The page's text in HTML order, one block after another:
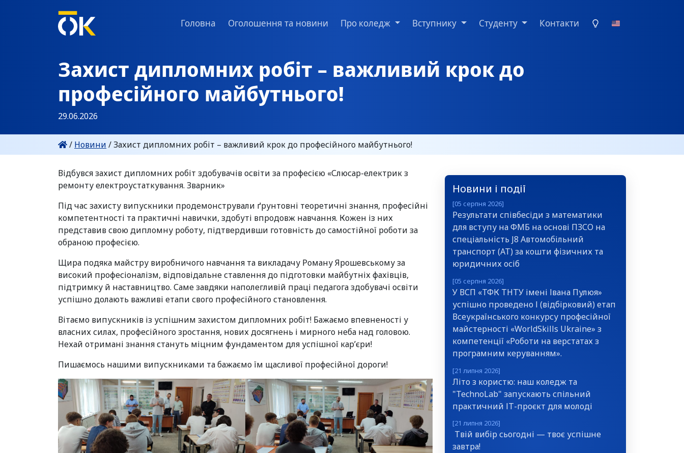
Головна Оголошення та новини Про коледж Вступнику Студенту Контакти
Захист дипломних робіт – важливий крок до
професійного майбутнього!
29.06.2026
/ Новини /Захист дипломних робіт – важливий крок до професійного майбутнього!
Відбувся захист дипломних робіт здобувачів освіти за професією «Слюсар-електрик з
ремонту електроустаткування. Зварник»
Під час захисту випускники продемонстрували ґрунтовні теоретичні знання, професійні
компетентності та практичні навички, здобуті впродовж навчання. Кожен із них
представив свою дипломну роботу, підтвердивши готовність до самостійної роботи за
обраною професією.
Щира подяка майстру виробничого навчання та викладачу Роману Ярошевському за
високий професіоналізм, відповідальне ставлення до підготовки майбутніх фахівців,
підтримку й наставництво. Саме завдяки наполегливій праці педагога здобувачі освіти
успішно долають важливі етапи свого професійного становлення.
Вітаємо випускників із успішним захистом дипломних робіт! Бажаємо впевненості у
власних силах, професійного зростання, нових досягнень і мирного неба над головою.
Нехай отримані знання стануть міцним фундаментом для успішної кар’єри!
Пишаємось нашими випускниками та бажаємо їм щасливої професійної дороги!
Новини і події
[05 серпня 2026]
Результати співбесіди з математики
для вступу на ФМБ на основі ПЗСО на
спеціальність J8 Автомобільний
транспорт (АТ) за кошти фізичних та
юридичних осіб
[05 серпня 2026]
У ВСП «ТФК ТНТУ імені Івана Пулюя»
успішно проведено І (відбірковий) етап
Всеукраїнського конкурсу професійної
майстерності «WorldSkills Ukraine» з
компетенції «Роботи на верстатах з
програмним керуванням».
[21 липня 2026]
Літо з користю: наш коледж та
"TechnoLab" запускають спільний
практичний ІТ-проєкт для молоді
[21 липня 2026]
Твій вибір сьогодні — твоє успішне
завтра!